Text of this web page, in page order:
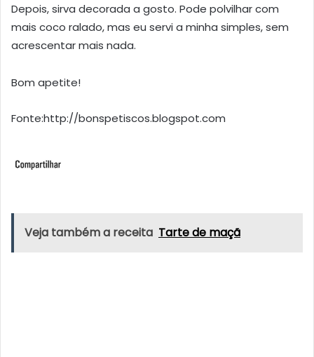
Depois, sirva decorada a gosto. Pode polvilhar com
mais coco ralado, mas eu servi a minha simples, sem
acrescentar mais nada.
Bom apetite!
Fonte:http://bonspetiscos.blogspot.com
Veja também a receita Tarte de maçã